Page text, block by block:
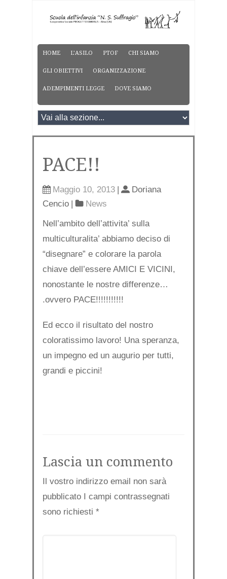
HOME L’ASILO PTOF CHI SIAMO
GLI OBIETTIVI ORGANIZZAZIONE
ADEMPIMENTI LEGGE DOVE SIAMO
PACE!!
Maggio 10, 2013 |
Doriana
Cencio | News
Nell’ambito dell’attivita’ sulla
multiculturalita’ abbiamo deciso di
“disegnare” e colorare la parola
chiave dell’essere AMICI E VICINI,
nonostante le nostre differenze…
.ovvero PACE!!!!!!!!!!!
Ed ecco il risultato del nostro
coloratissimo lavoro! Una speranza,
un impegno ed un augurio per tutti,
grandi e piccini!
Lascia un commento
Il vostro indirizzo email non sarà
pubblicato I campi contrassegnati
sono richiesti *